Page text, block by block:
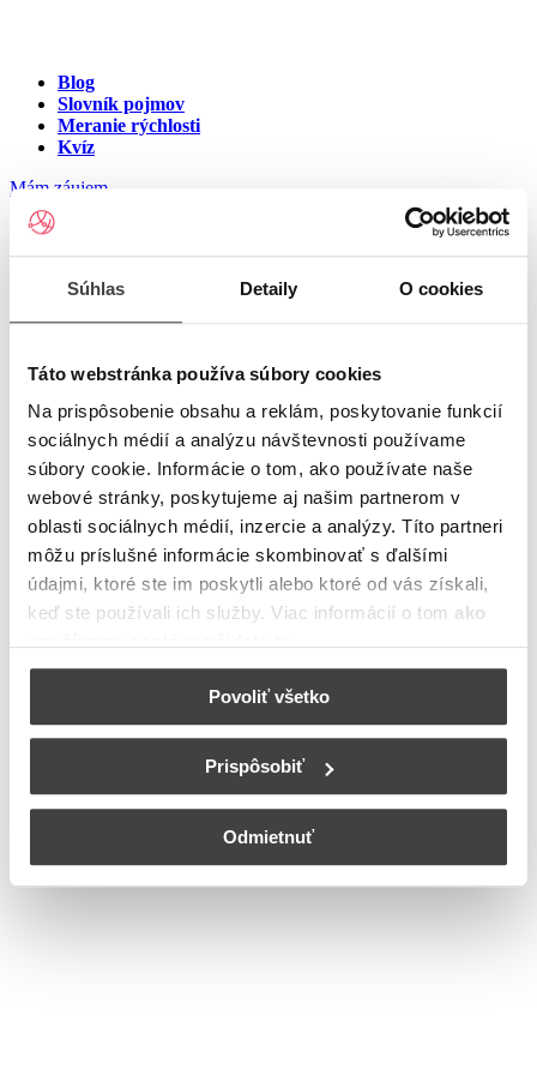
Súhlas Detaily O cookies
Táto webstránka používa súbory cookies
Na prispôsobenie obsahu a reklám, poskytovanie funkcií
sociálnych médií a analýzu návštevnosti používame
súbory cookie. Informácie o tom, ako používate naše
webové stránky, poskytujeme aj našim partnerom v
oblasti sociálnych médií, inzercie a analýzy. Títo partneri
môžu príslušné informácie skombinovať s ďalšími
údajmi, ktoré ste im poskytli alebo ktoré od vás získali,
keď ste používali ich služby. Viac informácií o tom ako
Povoliť všetko
Prispôsobiť
Odmietnuť
Blog
Slovník pojmov
Meranie rýchlosti
Kvíz
Mám záujem
Internet na ulici Kamenice,
Pezinok
Zadajte číslo vchodu pre zobrazenie ponuky internetu v meste
Zadajte číslo domu/vchodupre zobrazenie ponuky internetu v
lokalite Pezinok
Zoznam čísiel domov/vchodov na ulici Kamenice v
meste Pezinok
Bohužiaľ, nedisponujeme zoznamom dostupných čísiel vchodov na
ulici Kamenice v meste Pezinok.
© Copyright 2026 Nastavenia cookies